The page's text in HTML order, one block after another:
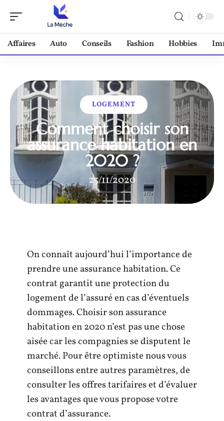
Affaires Auto Conseils Fashion Hobbies
LOGEMENT
Comment choisir son
assurance habitation en
2020 ?
23/11/2020
On connaît aujourd’hui l’importance de
prendre une assurance habitation. Ce
contrat garantit une protection du
logement de l’assuré en cas d’éventuels
dommages. Choisir son assurance
habitation en 2020 n’est pas une chose
aisée car les compagnies se disputent le
marché. Pour être optimiste nous vous
conseillons entre autres paramètres, de
consulter les offres tarifaires et d’évaluer
les avantages que vous propose votre
contrat d’assurance.